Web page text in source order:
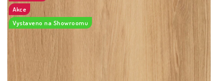
NÁSTĚNNÉ PANELY
SKRYTÉ ZÁRUBNĚ
STAVEBNÍ POUZDRA
Akce
Vystaveno na Showroomu